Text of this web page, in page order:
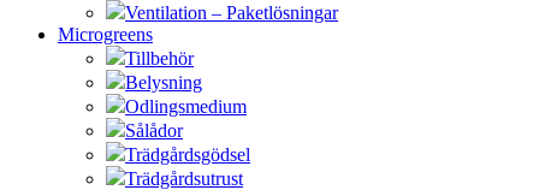
Ventilation – Paketlösningar
Microgreens
Tillbehör
Belysning
Odlingsmedium
Sålådor
Trädgårdsgödsel
Trädgårdsutrust